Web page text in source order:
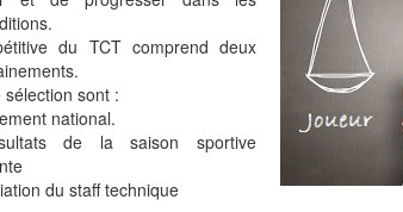
du TCT comprend deux
sont :
national.
de la saison sportive
du staff technique